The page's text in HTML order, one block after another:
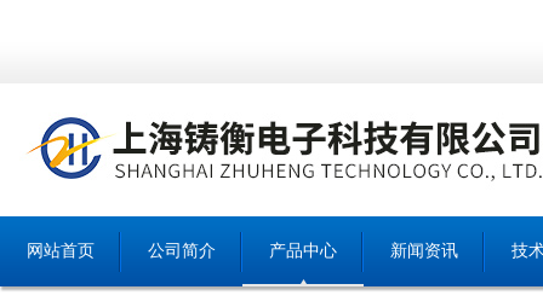
网站首页 公司简介 产品中心 新闻资讯 技